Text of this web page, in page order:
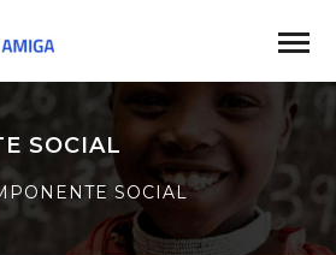
SOCIAL
SOCIAL